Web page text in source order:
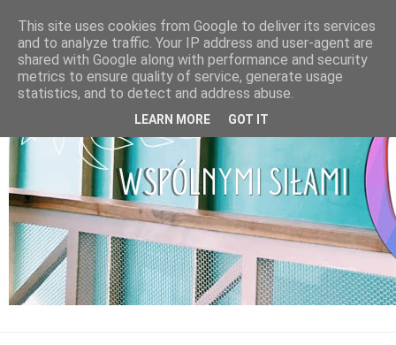
This site uses cookies from Google to deliver its services
and to analyze traffic. Your IP address and user-agent are
shared with Google along with performance and security
metrics to ensure quality of service, generate usage
statistics, and to detect and address abuse.
LEARN MORE GOT IT